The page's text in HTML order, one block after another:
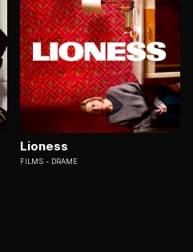
Lioness
FILMS DRAME